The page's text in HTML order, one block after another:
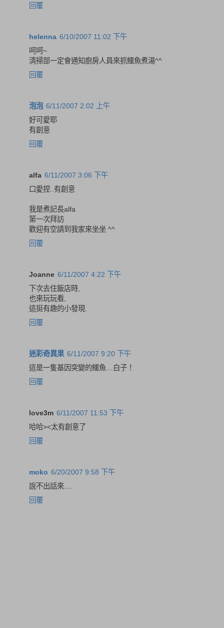
回覆
helenna 6/10/2007 11:02 下午
呵呵~
清掃部一定會通知廚房人員來抓鱷魚煮湯^^
回覆
泡泡 6/11/2007 2:02 上午
好可愛耶
有創意
回覆
alfa 6/11/2007 3:06 下午
口愛捏..有創意
我是煮記長alfa
第一次拜訪
歡迎有空請到我家來坐坐 ^^
回覆
Joanne 6/11/2007 4:22 下午
下次去住飯店時,
也來玩玩看,
這挺有趣的小發現.
回覆
迷彩奇異果 6/11/2007 9:20 下午
這是一隻基因突變的鱷魚…白子！
回覆
love3m 6/11/2007 11:53 下午
哈哈><太有創意了
回覆
moko 6/20/2007 9:58 下午
說不出話來....
回覆